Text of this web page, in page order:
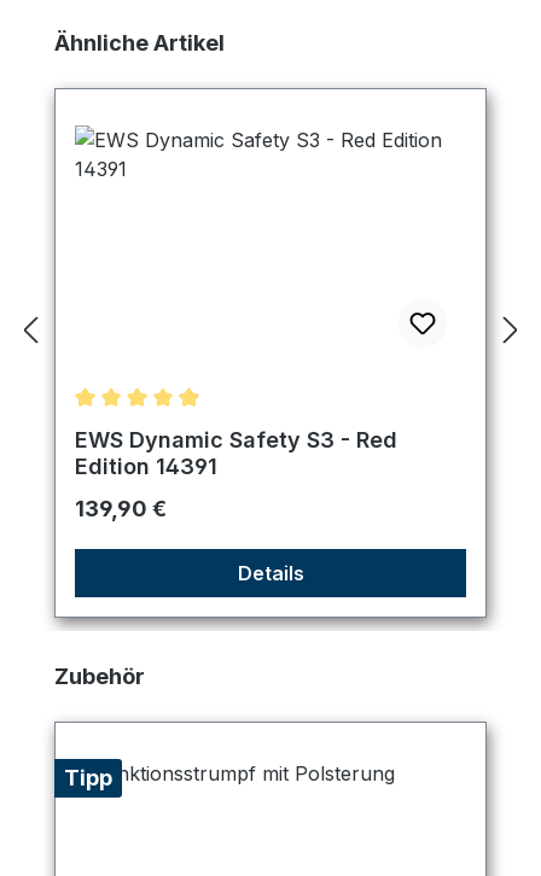
Produktgalerie überspringen
Ähnliche Artikel
Durchschnittliche Bewertung von 4.89 von 5
EWS Dynamic Safety S3 - Red
Edition 14391
Regulärer Preis:
139,90 €
Details
Produktgalerie überspringen
Zubehör
Tipp